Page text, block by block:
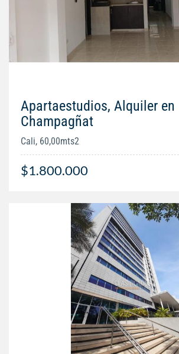
Apartaestudios, Alquiler en
Champagñat
Cali, 60,00mts2
$1.800.000